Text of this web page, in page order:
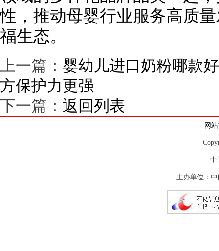
性，推动母婴行业服务高质
福生态。
上一篇： 婴幼儿进口奶粉哪款
方保护力更强
下一篇： 返回列表
网
中
主办单位：